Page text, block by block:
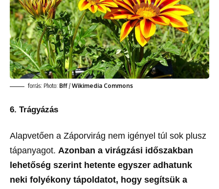
forrás: Photo: Bff / Wikimedia Commons
6. Trágyázás
Alapvetően a Záporvirág nem igényel túl sok plusz
tápanyagot. Azonban a virágzási időszakban
lehetőség szerint hetente egyszer adhatunk
neki folyékony tápoldatot, hogy segítsük a